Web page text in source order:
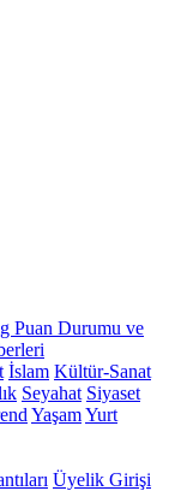
Puan Durumu ve
İslam Kültür-Sanat
Seyahat Siyaset
YaşamYurt
Üyelik Girişi